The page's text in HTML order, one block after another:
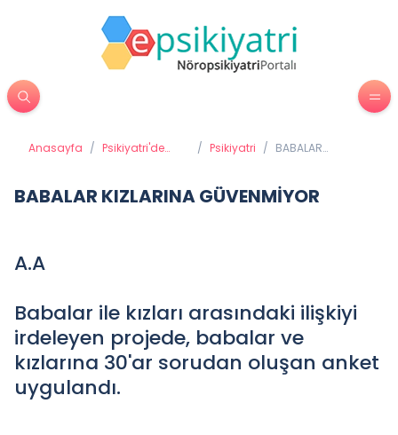
Anasayfa / Psikiyatri'de
/ Psikiyatri / BABALAR
BABALAR KIZLARINA GÜVENMİYOR
A.A
Babalar ile kızları arasındaki ilişkiyi
irdeleyen projede, babalar ve
kızlarına 30'ar sorudan oluşan anket
uygulandı.